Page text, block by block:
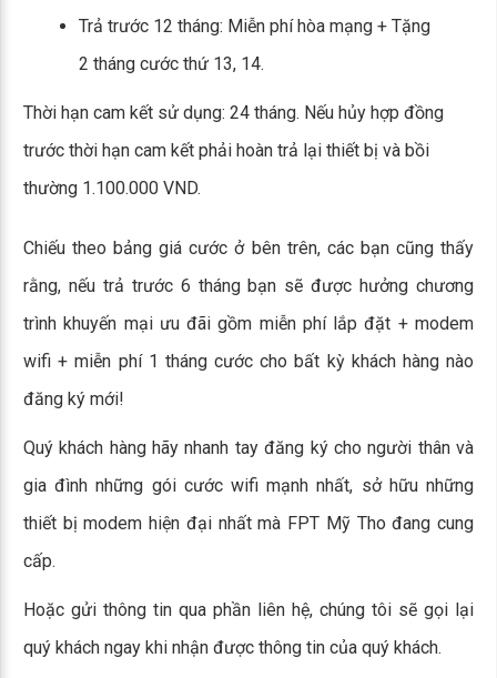
Trả trước 12 tháng: Miễn phí hòa mạng + Tặng
2 tháng cước thứ 13, 14.
Thời hạn cam kết sử dụng: 24 tháng. Nếu hủy hợp đồng
trước thời hạn cam kết phải hoàn trả lại thiết bị và bồi
thường 1.100.000 VND.
Chiếu theo bảng giá cước ở bên trên, các bạn cũng thấy
rằng, nếu trả trước 6 tháng bạn sẽ được hưởng chương
trình khuyến mại ưu đãi gồm miễn phí lắp đặt + modem
wifi + miễn phí 1 tháng cước cho bất kỳ khách hàng nào
đăng ký mới!
Quý khách hàng hãy nhanh tay đăng ký cho người thân và
gia đình những gói cước wifi mạnh nhất, sở hữu những
thiết bị modem hiện đại nhất mà FPT Mỹ Tho đang cung
cấp.
Hoặc gửi thông tin qua phần liên hệ, chúng tôi sẽ gọi lại
quý khách ngay khi nhận được thông tin của quý khách.